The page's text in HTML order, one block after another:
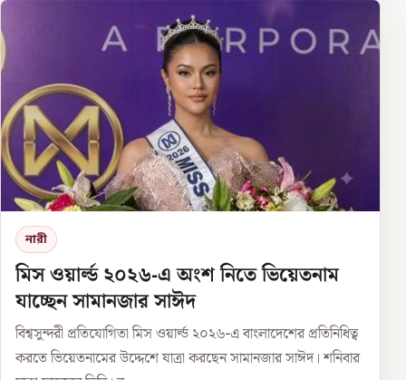
নারী
মিস ওয়ার্ল্ড ২০২৬-এ অংশ নিতে ভিয়েতনাম
যাচ্ছেন সামানজার সাঈদ
বিশ্বসুন্দরী প্রতিযোগিতা মিস ওয়ার্ল্ড ২০২৬-এ বাংলাদেশের প্রতিনিধিত্ব
করতে ভিয়েতনামের উদ্দেশে যাত্রা করছেন সামানজার সাঈদ। শনিবার